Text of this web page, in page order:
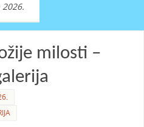
2026.
milosti –